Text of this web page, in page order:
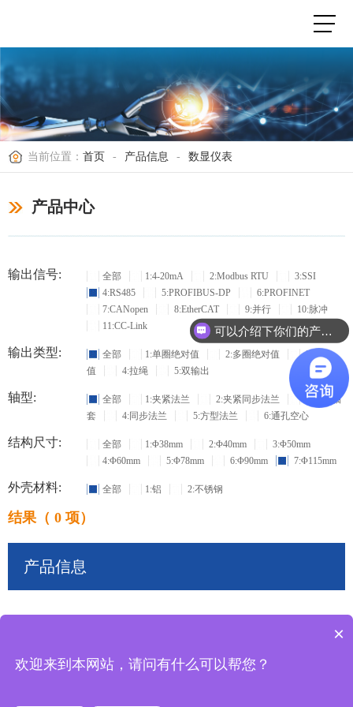
当前位置： 首页 - 产品信息 - 数显仪表
产品中心
输出信号: 全部 1:4-20mA 2:Modbus RTU
3:SSI
4:RS485
5:PROFIBUS-DP
6:PROFINET
7:CANopen
8:EtherCAT 9:并行
10:脉冲
11:CC-Link
输出类型: 全部 1:单圈绝对值 2:多圈绝对值
3:增量
值
4:拉绳 5:双输出
轴型: 全部 1:夹紧法兰 2:夹紧同步法兰
3:盲孔轴
套
4:同步法兰 5:方型法兰 6:通孔空心
结构尺寸: 全部 1:Φ38mm 2:Φ40mm
3:Φ50mm
4:Φ60mm
5:Φ78mm 6:Φ90mm 7:Φ115mm
外壳材料: 全部 1:铝 2:不锈钢
结果（ 0 项）
产品信息
可以介绍下你们的产品么？
×
欢迎来到本网站，请问有什么可以帮您？